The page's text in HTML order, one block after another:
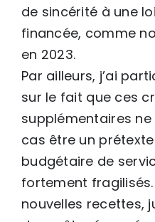
de sincérité à une
financée, comme
en 2023.
Par ailleurs, j’ai
sur le fait que ces
supplémentaires
cas être un
budgétaire de
fortement
nouvelles recettes,